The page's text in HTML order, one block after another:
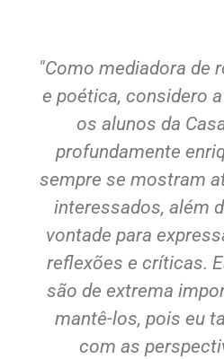
"Como mediadora de
e poética, considero
os alunos da
profundamente
sempre se mostram
interessados, além
vontade para
reflexões e críticas.
são de extrema
mantê-los, pois eu
com as